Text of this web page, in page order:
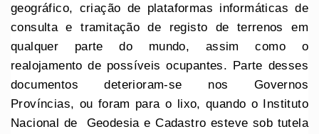
geográfico, criação de plataformas informáticas de
consulta e tramitação de registo de terrenos em
qualquer parte do mundo, assim como o
realojamento de possíveis ocupantes. Parte desses
documentos deterioram-se nos Governos
Províncias, ou foram para o lixo, quando o Instituto
Nacional de Geodesia e Cadastro esteve sob tutela